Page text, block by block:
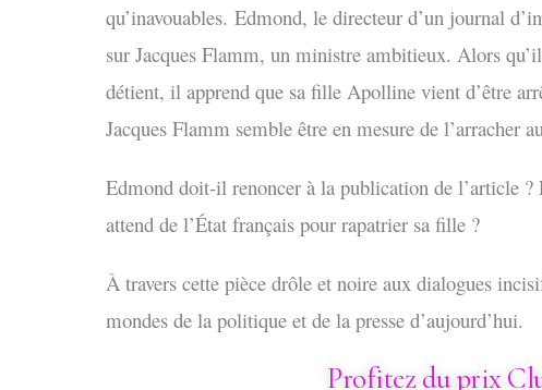
qu’inavouables. Edmond, le directeur d’un journal
sur Jacques Flamm, un ministre ambitieux. Alors
détient, il apprend que sa fille Apolline vient d’être
Jacques Flamm semble être en mesure de l’arracher
Edmond doit-il renoncer à la publication de l’article
attend de l’État français pour rapatrier sa fille ?
À travers cette pièce drôle et noire aux dialogues
mondes de la politique et de la presse d’aujourd’hui.
Profitez du prix